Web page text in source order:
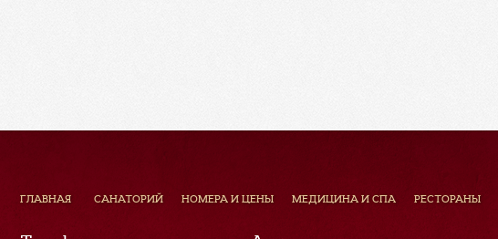
ГЛАВНАЯ САНАТОРИЙ НОМЕРА И ЦЕНЫ МЕДИЦИНА И СПА РЕСТОРАНЫ